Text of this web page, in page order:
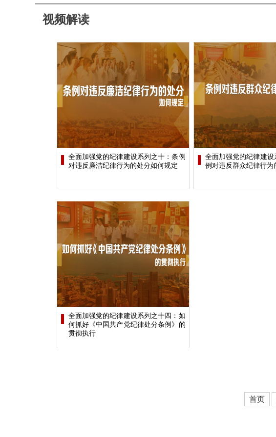
视频解读
全面加强党的纪律建设系列之十：条例
对违反廉洁纪律行为的处分如何规定
全面加强党的纪律建
例对违反群众纪律行为
全面加强党的纪律建设系列之十四：如
何抓好《中国共产党纪律处分条例》的
贯彻执行
首页